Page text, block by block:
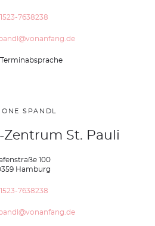
7638238
SPANDL
Zentrum St. Pauli
100
Hamburg
7638238